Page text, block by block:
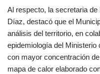
Al respecto, la secretaria
Díaz, destacó que el
análisis del territorio, en
epidemiología del Ministerio
con mayor concentración
mapa de calor elaborado